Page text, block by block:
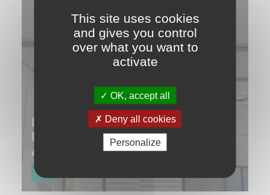
PANNEAUX
D’ABSORPTION
ACOUSTIQUE
This site uses cookies
and gives you control
over what you want to
activate
OK, accept all
Deny all cookies
Personalize